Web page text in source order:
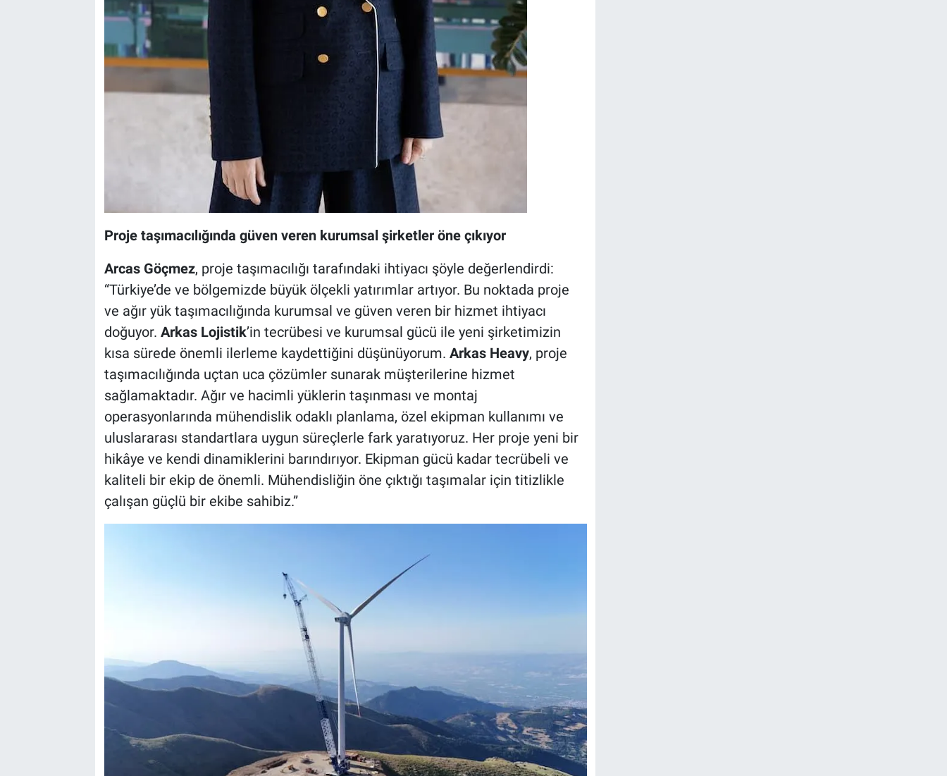
Proje taşımacılığında güven veren kurumsal şirketler öne çıkıyor
Arcas Göçmez, proje taşımacılığı tarafındaki ihtiyacı şöyle değerlendirdi:
“Türkiye’de ve bölgemizde büyük ölçekli yatırımlar artıyor. Bu noktada proje
ve ağır yük taşımacılığında kurumsal ve güven veren bir hizmet ihtiyacı
doğuyor. Arkas Lojistik’in tecrübesi ve kurumsal gücü ile yeni şirketimizin
kısa sürede önemli ilerleme kaydettiğini düşünüyorum. Arkas Heavy, proje
taşımacılığında uçtan uca çözümler sunarak müşterilerine hizmet
sağlamaktadır. Ağır ve hacimli yüklerin taşınması ve montaj
operasyonlarında mühendislik odaklı planlama, özel ekipman kullanımı ve
uluslararası standartlara uygun süreçlerle fark yaratıyoruz. Her proje yeni bir
hikâye ve kendi dinamiklerini barındırıyor. Ekipman gücü kadar tecrübeli ve
kaliteli bir ekip de önemli. Mühendisliğin öne çıktığı taşımalar için titizlikle
çalışan güçlü bir ekibe sahibiz.”